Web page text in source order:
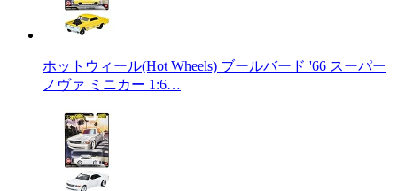
ホットウィール(Hot Wheels) ブールバード '66 スーパー
ノヴァ ミニカー 1:6…